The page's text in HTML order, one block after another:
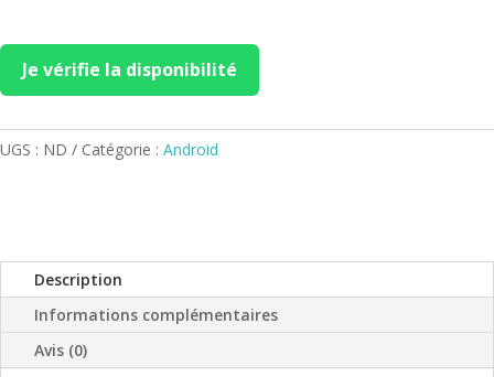
Je vérifie la disponibilité
UGS : ND Catégorie : Android
Description
Informations complémentaires
Avis (0)